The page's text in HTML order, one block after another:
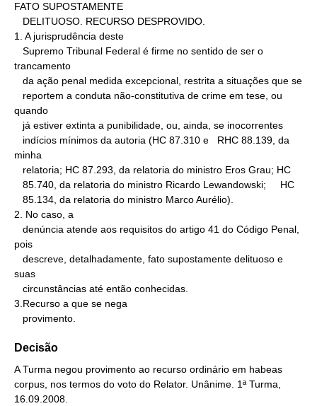
FATO SUPOSTAMENTE
1. A jurisprudência deste
trancamento
quando
minha
2. No caso, a
pois
suas
3.Recurso a que se nega
   provimento.
Decisão
A Turma negou provimento ao recurso ordinário em habeas
corpus, nos termos do voto do Relator. Unânime. 1ª Turma,
16.09.2008.